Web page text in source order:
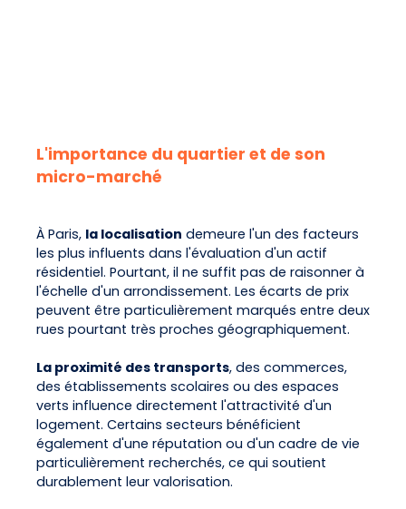
L'importance du quartier et de son
micro-marché
À Paris, la localisation demeure l'un des facteurs
les plus influents dans l'évaluation d'un actif
résidentiel. Pourtant, il ne suffit pas de raisonner à
l'échelle d'un arrondissement. Les écarts de prix
peuvent être particulièrement marqués entre deux
rues pourtant très proches géographiquement.
La proximité des transports, des commerces,
des établissements scolaires ou des espaces
verts influence directement l'attractivité d'un
logement. Certains secteurs bénéficient
également d'une réputation ou d'un cadre de vie
particulièrement recherchés, ce qui soutient
durablement leur valorisation.